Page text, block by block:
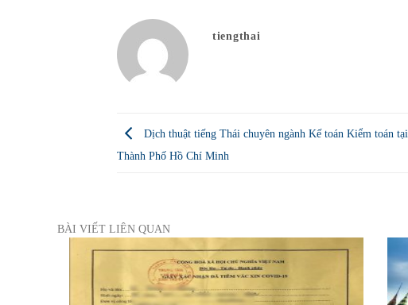
tiengthai
Dịch thuật tiếng Thái chuyên ngành Kế toán Kiểm toán tại
Thành Phố Hồ Chí Minh
BÀI VIẾT LIÊN QUAN